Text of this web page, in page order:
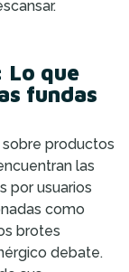
Lo que
fundas
sobre productos
las
por usuarios
como
brotes
debate.